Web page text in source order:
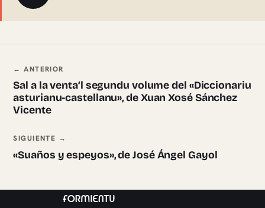
Navegación ente pieces
← ANTERIOR
Sal a la venta’l segundu volume del «Diccionariu
asturianu-castellanu», de Xuan Xosé Sánchez
Vicente
SIGUIENTE →
«Suaños y espeyos», de José Ángel Gayol